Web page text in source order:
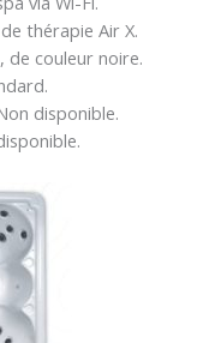
thérapie Air X.
de couleur noire.
.
disponible.
.